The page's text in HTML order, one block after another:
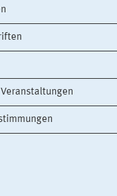
Veranstaltungen